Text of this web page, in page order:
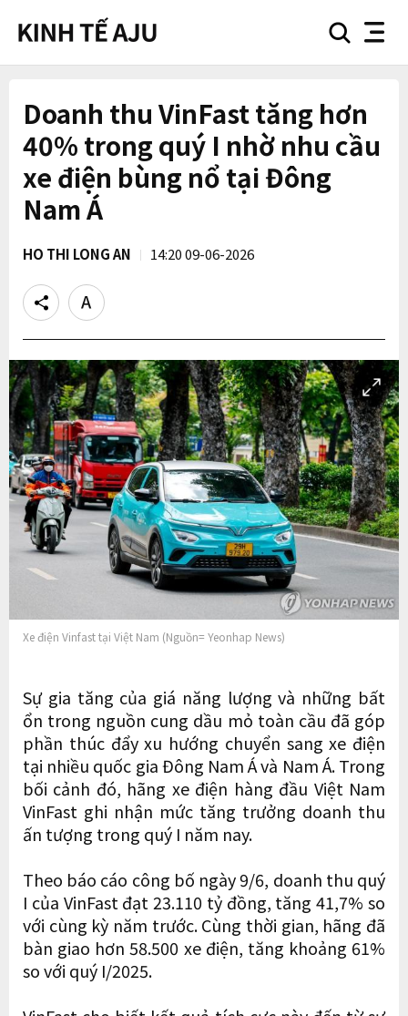
searchnav
Doanh thu VinFast tăng hơn
40% trong quý I nhờ nhu cầu
xe điện bùng nổ tại Đông
Nam Á
HO THI LONG AN 14:20 09-06-2026
Share
Text
size
Xe điện Vinfast tại Việt Nam (Nguồn= Yeonhap News)
Sự gia tăng của giá năng lượng và những bất
ổn trong nguồn cung dầu mỏ toàn cầu đã góp
phần thúc đẩy xu hướng chuyển sang xe điện
tại nhiều quốc gia Đông Nam Á và Nam Á. Trong
bối cảnh đó, hãng xe điện hàng đầu Việt Nam
VinFast ghi nhận mức tăng trưởng doanh thu
ấn tượng trong quý I năm nay.
Theo báo cáo công bố ngày 9/6, doanh thu quý
I của VinFast đạt 23.110 tỷ đồng, tăng 41,7% so
với cùng kỳ năm trước. Cùng thời gian, hãng đã
bàn giao hơn 58.500 xe điện, tăng khoảng 61%
so với quý I/2025.